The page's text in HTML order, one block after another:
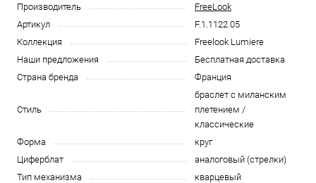
Производитель
FreeLook
Артикул
F.1.1122.05
Коллекция
Freelook Lumiere
Наши предложения
Бесплатная доставка
Страна бренда
Франция
Стиль
браслет с миланским
плетением /
классические
Форма
круг
Циферблат
аналоговый (стрелки)
Тип механизма
кварцевый